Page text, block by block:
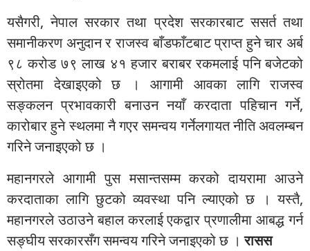
यसैगरी, नेपाल सरकार तथा प्रदेश सरकारबाट ससर्त तथा
समानीकरण अनुदान र राजस्व बाँडफाँटबाट प्राप्त हुने चार अर्ब
९८ करोड ७९ लाख ४१ हजार बराबर रकमलाई पनि बजेटको
स्रोतमा देखाइएको छ । आगामी आवका लागि राजस्व
सङ्कलन प्रभावकारी बनाउन नयाँ करदाता पहिचान गर्ने,
कारोबार हुने स्थलमा नै गएर समन्वय गर्नेलगायत नीति अवलम्बन
गरिने जनाइएको छ ।
महानगरले आगामी पुस मसान्तसम्म करको दायरामा आउने
करदाताका लागि छुटको व्यवस्था पनि ल्याएको छ । यस्तै,
महानगरले उठाउने बहाल करलाई एकद्वार प्रणालीमा आबद्ध गर्न
सङ्घीय सरकारसँग समन्वय गरिने जनाइएको छ ।रासस